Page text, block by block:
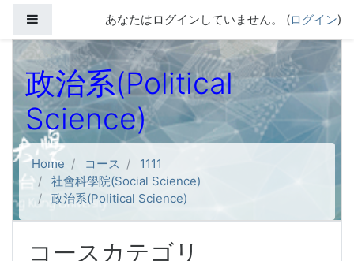
サイドパネルあなたはログインしていません。 (ログイン)
政治系(Political
Science)
Home コース
1111
社會科學院(Social Science)
政治系(Political Science)
コースカテゴリ